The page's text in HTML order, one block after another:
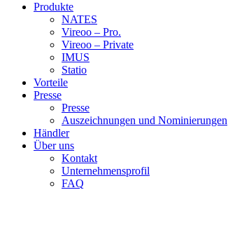
Produkte
NATES
Vireoo – Pro.
Vireoo – Private
IMUS
Statio
Vorteile
Presse
Presse
Auszeichnungen und Nominierungen
Händler
Über uns
Kontakt
Unternehmensprofil
FAQ